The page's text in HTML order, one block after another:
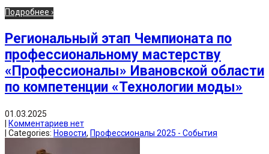
Подробнее ›
Региональный этап Чемпионата по
профессиональному мастерству
«Профессионалы» Ивановской области
по компетенции «Технологии моды»
01.03.2025
Комментариев нет
| Categories: Новости, Профессионалы 2025 - События